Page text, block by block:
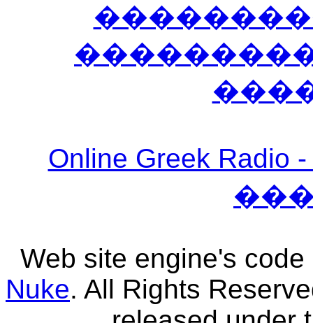
Online Greek
Web site engine's
Nuke. All Rights